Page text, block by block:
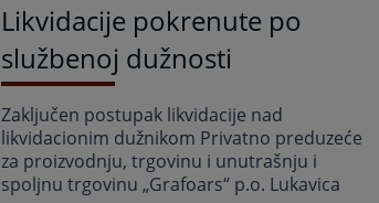
Likvidacije pokrenute po
službenoj dužnosti
Zaključen postupak likvidacije nad
likvidacionim dužnikom Privatno preduzeće
za proizvodnju, trgovinu i unutrašnju i
spoljnu trgovinu „Grafoars“ p.o. Lukavica